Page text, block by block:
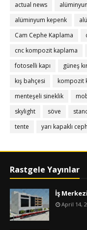
actual news
alüminyum kepenk
Cam Cephe Kaplama
cnc kompozit kaplama
fotoselli kapı
güneş
kış bahçesi
kompozit
menteşeli sineklik
skylight
söve
tente
yarı kapaklı
Rastgele Yayınlar
İş Merkezi
April 14,